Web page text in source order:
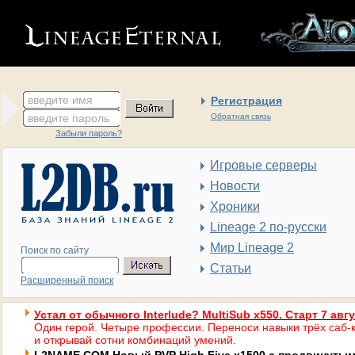
введите имя Регистрация
Обратная связь
введите пароль
Забыли пароль?
Поиск по сайту
Расширенный поиск
Игровые серверы
Новости
Хроники
Lineage 2 по-русски
Мир Lineage 2
Статьи
Устал от обычного Interlude? MultiSub x550. Старт 7
Один герой. Четыре профессии. Переноси навыки трёх саб-
и открывай сотни комбинаций умений.